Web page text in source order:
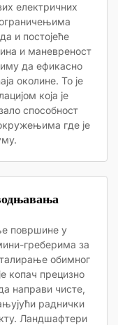
електричних
и постојеће
и маневреност
да ефикасно
околине. То је
која је
способност
где је
површине у
греберима за
обимног
копач прецизно
направи чисте,
раднички
Ландшафтери